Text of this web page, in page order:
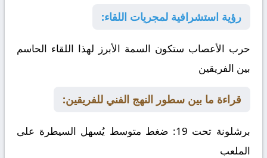
رؤية استشرافية لمجريات اللقاء:
حرب الأعصاب ستكون السمة الأبرز لهذا اللقاء الحاسم
بين الفريقين
قراءة ما بين سطور النهج الفني للفريقين:
برشلونة تحت 19
: ضغط متوسط يُسهل السيطرة على
الملعب